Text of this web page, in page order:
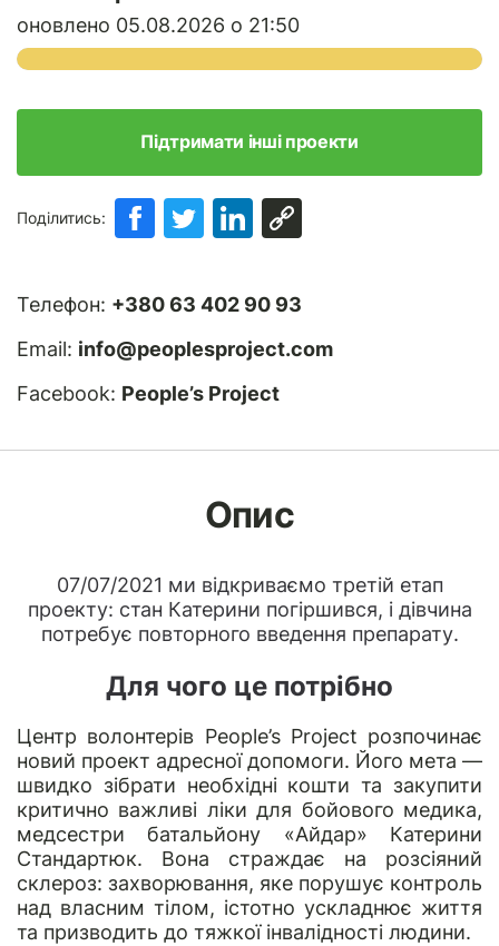
оновлено 05.08.2026 о 21:50
Підтримати інші проекти
Поділитись:
Телефон: +380 63 402 90 93
Email: info@peoplesproject.com
Facebook: People’s Project
Опис
07/07/2021 ми відкриваємо третій етап
проекту: стан Катерини погіршився, і дівчина
потребує повторного введення препарату.
Для чого це потрібно
Центр волонтерів People’s Project розпочинає
новий проект адресної допомоги. Його мета —
швидко зібрати необхідні кошти та закупити
критично важливі ліки для бойового медика,
медсестри батальйону «Айдар» Катерини
Стандартюк. Вона страждає на розсіяний
склероз: захворювання, яке порушує контроль
над власним тілом, істотно ускладнює життя
та призводить до тяжкої інвалідності людини.